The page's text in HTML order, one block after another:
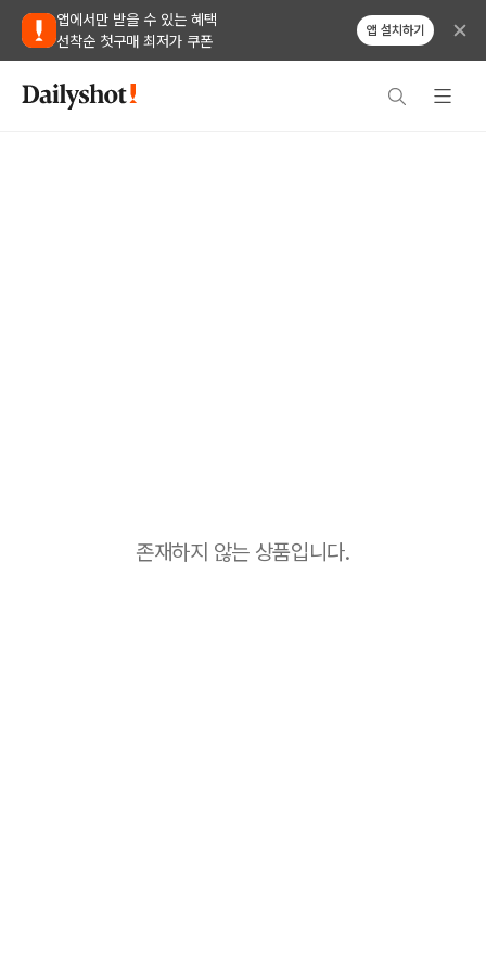
앱에서만 받을 수 있는 혜택
선착순 첫구매 최저가 쿠폰
앱 설치하기
존재하지 않는 상품입니다.